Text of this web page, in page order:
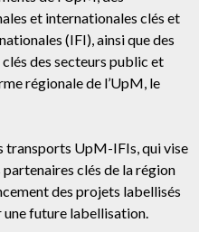
et internationales clés et
(IFI), ainsi que des
des secteurs public et
régionale de l’UpM, le
transports UpM-IFIs, qui vise
partenaires clés de la région
des projets labellisés
future labellisation.